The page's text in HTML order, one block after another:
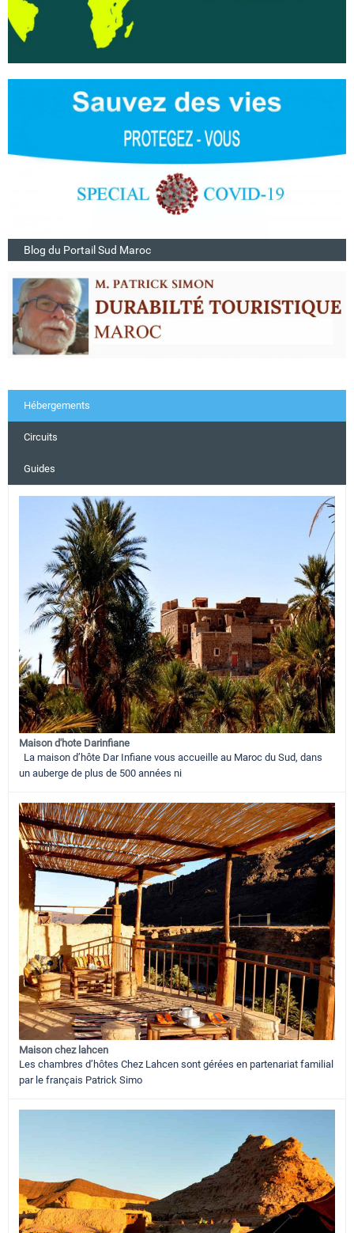
Blog du Portail Sud Maroc
Hébergements
Circuits
Guides
Maison d'hote Darinfiane
La maison d’hôte Dar Infiane vous accueille au Maroc du Sud, dans
un auberge de plus de 500 années ni
Maison chez lahcen
Les chambres d’hôtes Chez Lahcen sont gérées en partenariat familial
par le français Patrick Simo